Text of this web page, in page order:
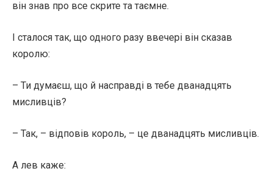
він знав про все скрите та таємне.
І сталося так, що одного разу ввечері він сказав
королю:
– Ти думаєш, що й насправді в тебе дванадцять
мисливців?
– Так, – відповів король, – це дванадцять мисливців.
А лев каже: